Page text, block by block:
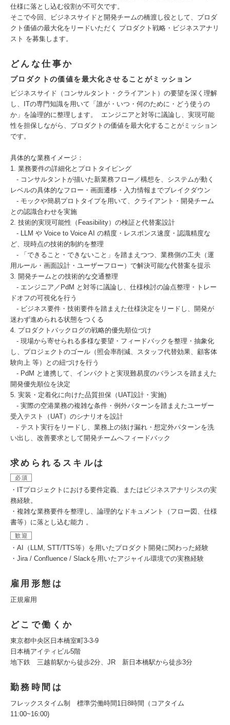
仕様に落とし込む役割が不可欠です。
そこで今回、ビジネスサイドと開発チームの橋渡し役として、プロダ
クト価値の最大化をリードいただく プロダクト戦略・ビジネスアナリ
スト を募集します。
どんな仕事か
プロダクトの価値を最大化させることがミッション
ビジネスサイド（コンサルタント・クライアント）の要望を深く理解
し、ITの専門知識を用いて「誰が・いつ・何のために・どう使うの
か」を論理的に整理します。 エンジニアと対等に議論し、実現可能
性を担保しながら、プロダクトの価値を最大化することがミッション
です。
具体的な業務イメージ：
1. 業務要件の詳細化とプロトタイピング
- コンサルタントが描いた新業務フロー／構想を、システムが動く
レベルの具体的なフロー・画面遷移・入力情報までブレイクダウン
- モックや簡易プロトタイプを用いて、クライアント・開発チーム
との認識合わせを実施
2. 技術的実現可能性（Feasibility）の検証と代替案設計
- LLM や Voice to Voice AI の精度・レスポンス速度・認識精度な
ど、現時点の技術的制約を整理
- 「できること・できないこと」を踏まえつつ、業務側の工夫（運
用ルール・画面設計・ユーザーフロー）で解決可能な代替案を提示
3. 開発チームとの技術的な交通整理
- エンジニア／PdM と対等に議論し、仕様検討の論点整理・トレー
ドオフの可視化を行う
- ビジネス要件・技術要件を踏まえた仕様決定をリードし、開発が
迷わず進められる状態をつくる
4. プロダクトバックログの戦略的優先順位づけ
- 現場から寄せられる多様な要望・フィードバックを整理・抽象化
し、プロジェクトのゴール（照会率削減、スタッフ代替効果、顧客体
験向上 等）との紐づけを行う
- PdM と連携して、インパクトと実現難易度のバランスを踏まえた
開発優先順位を決定
5. 実装・定着化に向けた品質担保（UAT設計・実施)
- 実際の空港業務の複雑な条件・例外パターンを踏まえたユーザー
受入テスト（UAT）のシナリオを設計
- テスト実行をリードし、業務上の抜け漏れ・想定外パターンを洗
い出し、改善要求として開発チームへフィードバック
求められるスキルは
必須
・ITプロジェクトにおける要件定義、またはビジネスアナリシスの実
務経験。
・複雑な業務要件を整理し、論理的なドキュメント（フロー図、仕様
書等）に落とし込む能力 。
歓迎
・AI（LLM, STT/TTS等）を用いたプロダクト開発に関わった経験
・Jira / Confluence / Slackを用いたアジャイル環境での実務経験
雇用形態は
正規雇用
どこで働くか
東京都中央区日本橋室町3-3-9
日本橋アイティビル5階
地下鉄 三越前駅から徒歩2分、JR 新日本橋駅から徒歩3分
勤務時間は
フレックスタイム制 標準労働時間1日8時間（コアタイム
11:00~16:00)